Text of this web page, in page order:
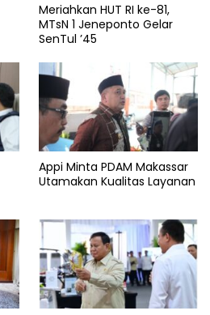
Meriahkan HUT RI ke-81,
MTsN 1 Jeneponto Gelar
SenTul ’45
Appi Minta PDAM Makassar
Utamakan Kualitas Layanan